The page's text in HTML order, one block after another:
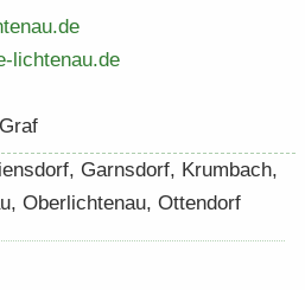
​​lichtenau.​de
Garns­dorf, Krum­bach,
Ober­lich­ten­au, Ot­ten­dorf